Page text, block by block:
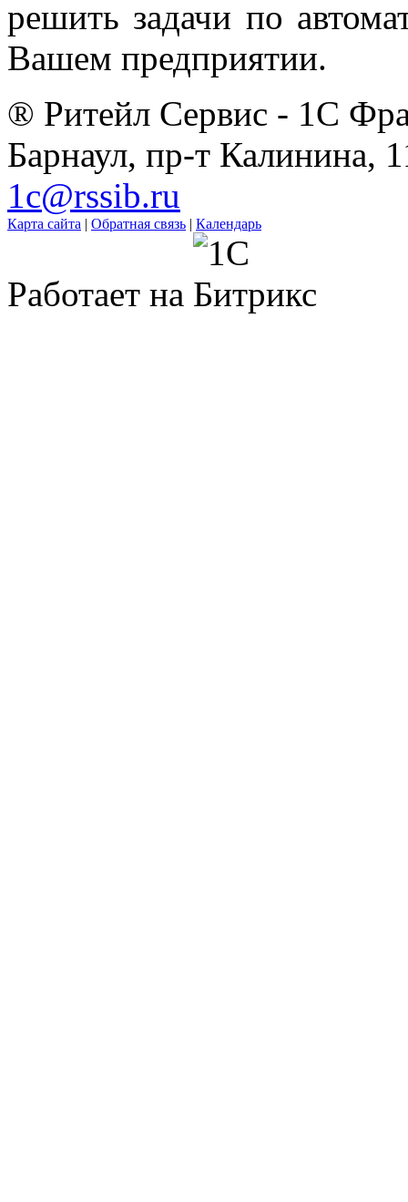
решить задачи по
Вашем предприятии.
® Ритейл Сервис - 1С
Барнаул, пр-т Калинина,
1c@rssib.ru
Карта сайта | Обратная связь | Календарь
Работает на